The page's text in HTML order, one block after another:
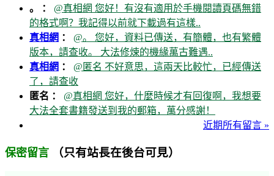
。 ： @真相網 您好！有沒有適用於手機閱讀頁碼無錯
的格式啊？我記得以前就下載過有這樣..
真相網 ： @。 您好，資料已傳送，有簡體，也有繁體
版本，請查收。 大法修煉的機緣萬古難遇..
真相網 ： @匿名 不好意思，這兩天比較忙，已經傳送
了，請查收
匿名 ： @真相網 您好，什麼時候才有回復啊，我想要
大法全套書籍發送到我的郵箱，萬分感謝！
近期所有留言 »
保密留言 （只有站長在後台可見）